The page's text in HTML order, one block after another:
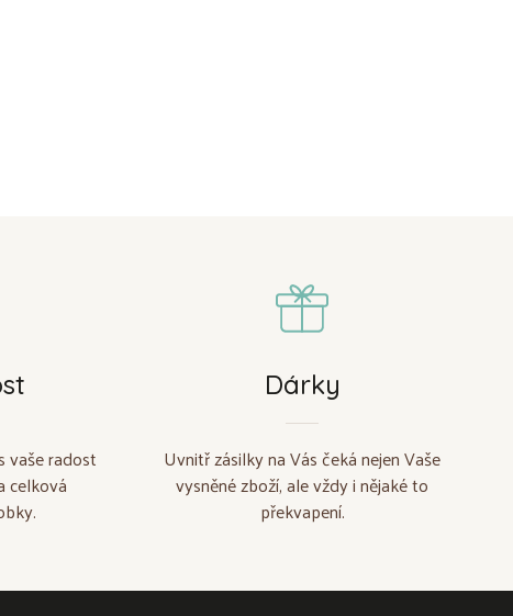
vaše radost
celková
Dárky
Uvnitř zásilky na Vás čeká nejen Vaše
vysněné zboží, ale vždy i nějaké to
překvapení.